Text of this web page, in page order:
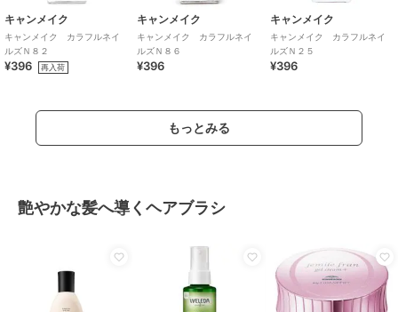
キャンメイク
キャンメイク カラフルネイ
ルズＮ８２
¥396 再入荷
キャンメイク
キャンメイク カラフルネイ
ルズＮ８６
¥396
キャンメイク
キャンメイク カラフルネイ
ルズＮ２５
¥396
もっとみる
艶やかな髪へ導くヘアブラシ